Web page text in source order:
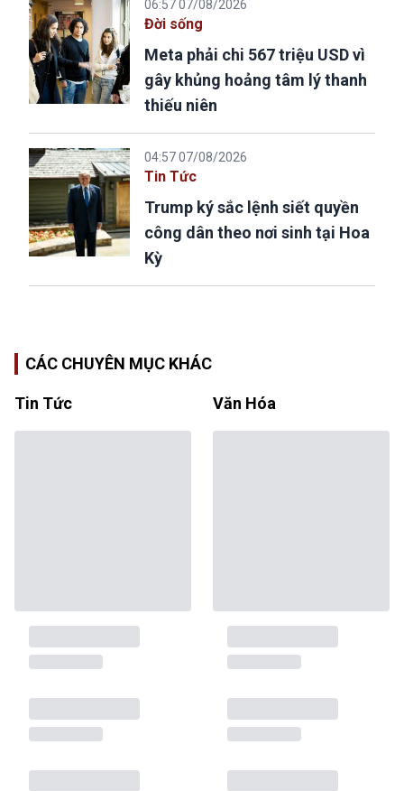
06:57 07/08/2026
Đời sống
Meta phải chi 567 triệu USD vì
gây khủng hoảng tâm lý thanh
thiếu niên
04:57 07/08/2026
Tin Tức
Trump ký sắc lệnh siết quyền
công dân theo nơi sinh tại Hoa
Kỳ
CÁC CHUYÊN MỤC KHÁC
Tin Tức Văn Hóa